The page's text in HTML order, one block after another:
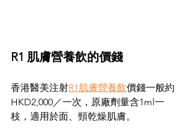
R1 肌膚營養飲的價錢
香港醫美注射R1肌膚營養飲價錢一般約
HKD2,000／一次，原廠劑量含1ml一
枝，適用於面、頸乾燥肌膚。